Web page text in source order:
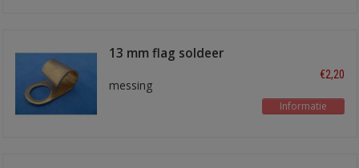
13 mm flag soldeer
messing
€2,20
Informatie